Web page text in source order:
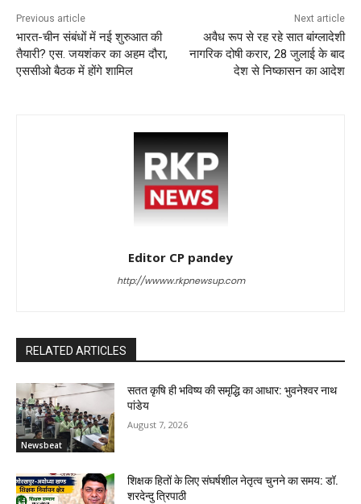
Previous article
भारत-चीन संबंधों में नई शुरुआत की
तैयारी? एस. जयशंकर का अहम दौरा,
एससीओ बैठक में होंगे शामिल
Next article
अवैध रूप से रह रहे सात बांग्लादेशी
नागरिक दोषी करार, 28 जुलाई के बाद
देश से निष्कासन का आदेश
Editor CP pandey
http://wwww.rkpnewsup.com
RELATED ARTICLES
Newsbeat
सतत कृषि ही भविष्य की समृद्धि का आधार: भुवनेश्वर नाथ
पांडेय
August 7, 2026
शिक्षक हितों के लिए संघर्षशील नेतृत्व चुनने का समय: डॉ.
शरदेन्दु त्रिपाठी